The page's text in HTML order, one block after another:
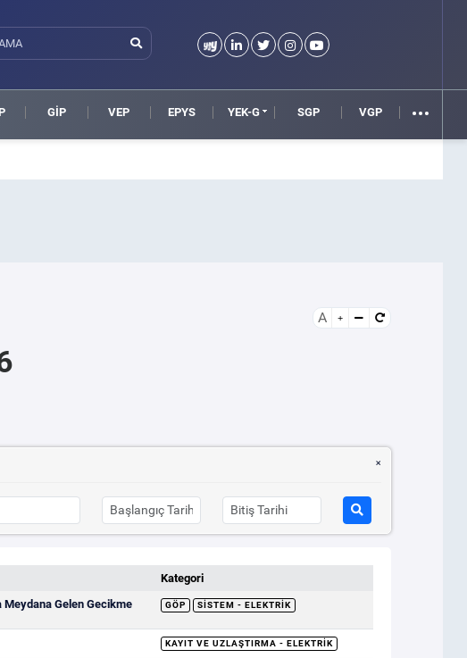
GİP VEP EPYS YEK-G SGP VGP
A
Kategori
Meydana Gelen Gecikme
GÖP SISTEM - ELEKTRIK
KAYIT VE UZLAŞTIRMA - ELEKTRIK